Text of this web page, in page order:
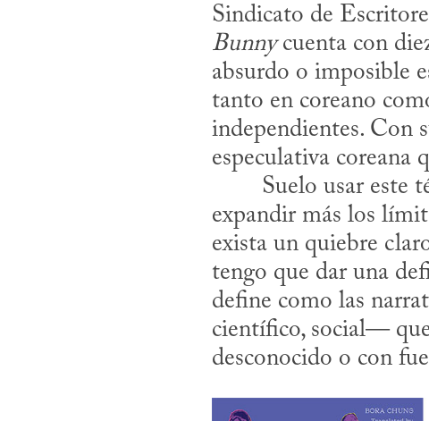
Sindicato de
Bunny cuenta con
absurdo o imposible
tanto en coreano
independientes. Con
especulativa coreana
Suelo usar este
expandir más los
exista un quiebre
tengo que dar una
define como las
científico, social—
desconocido o con